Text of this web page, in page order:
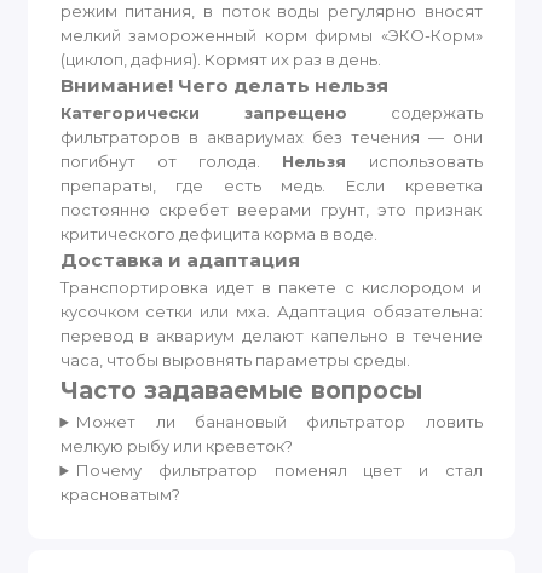
режим питания, в поток воды регулярно вносят
мелкий замороженный корм фирмы «ЭКО-Корм»
(циклоп, дафния). Кормят их раз в день.
Внимание! Чего делать нельзя
Категорически запрещено содержать
фильтраторов в аквариумах без течения — они
погибнут от голода. Нельзя использовать
препараты, где есть медь. Если креветка
постоянно скребет веерами грунт, это признак
критического дефицита корма в воде.
Доставка и адаптация
Транспортировка идет в пакете с кислородом и
кусочком сетки или мха. Адаптация обязательна:
перевод в аквариум делают капельно в течение
часа, чтобы выровнять параметры среды.
Часто задаваемые вопросы
Может ли банановый фильтратор ловить
мелкую рыбу или креветок?
Почему фильтратор поменял цвет и стал
красноватым?